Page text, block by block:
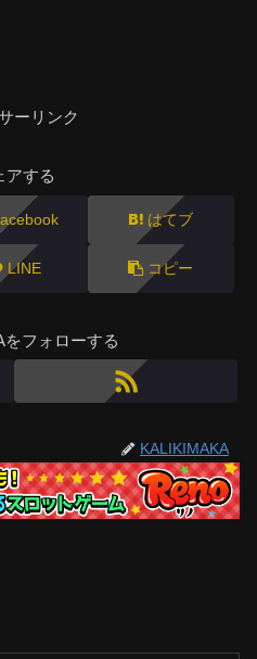
ーリンク
アする
はてブ
LINE コピー
をフォローする
KALIKIMAKA